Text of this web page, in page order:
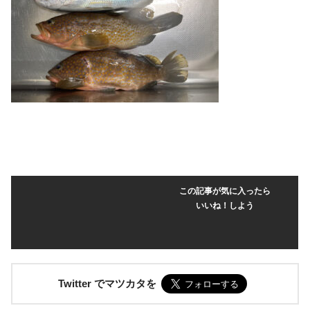
この記事が気に入ったら
いいね！しよう
Twitter でマツカタを